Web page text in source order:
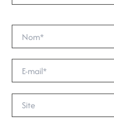
mail*